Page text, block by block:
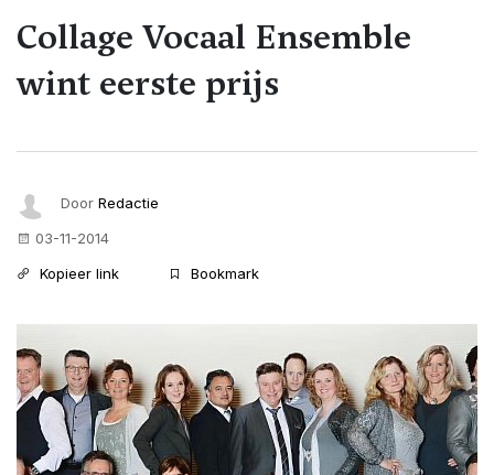
Collage Vocaal Ensemble
wint eerste prijs
Door Redactie
03-11-2014
Kopieer link
Bookmark